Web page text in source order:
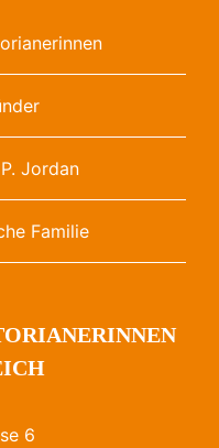
Jordan
Familie
6